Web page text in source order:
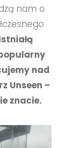
nam o
nad
Unseen –
znacie.